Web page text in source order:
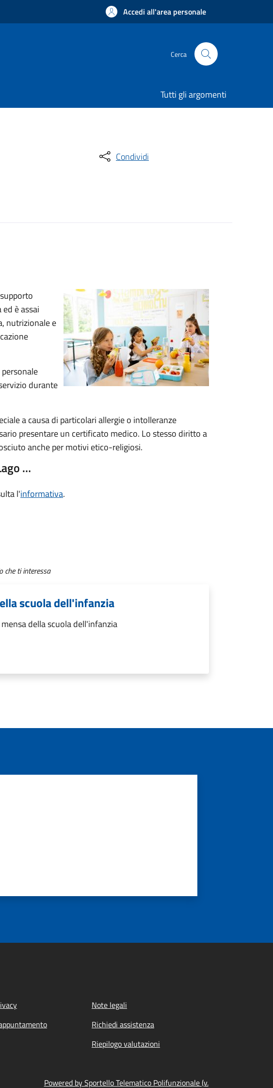
Accedi all'area personale
Cerca
Tutti gli argomenti
Condividi
è assai
nutrizionale e
durante
a causa di particolari allergie o intolleranze
presentare un certificato medico. Lo stesso diritto a
anche per motivi etico-religiosi.
…
l'informativa.
che ti interessa
scuola dell'infanzia
della scuola dell'infanzia
Note legali
Richiedi assistenza
Riepilogo valutazioni
Powered by Sportello Telematico Polifunzionale (v.